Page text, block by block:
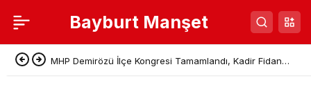
Bayburt Manşet
MHP Demirözü İlçe Kongresi Tamamlandı, Kadir Fidan